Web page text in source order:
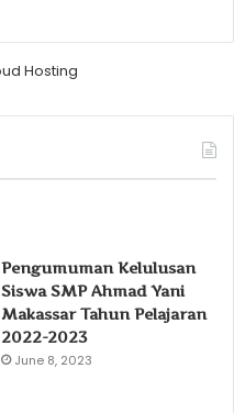
Pengumuman Kelulusan
Siswa SMP Ahmad Yani
Makassar Tahun Pelajaran
2022-2023
June 8, 2023